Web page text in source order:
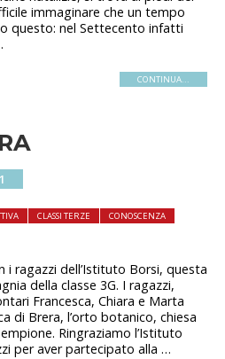
immaginare che un tempo
questo: nel Settecento infatti
CONTINUA...
CLASSI TERZE
CONOSCENZA
i ragazzi dell’Istituto Borsi, questa
della classe 3G. I ragazzi,
Francesca, Chiara e Marta
di Brera, l’orto botanico, chiesa
Ringraziamo l’Istituto
per aver partecipato alla …